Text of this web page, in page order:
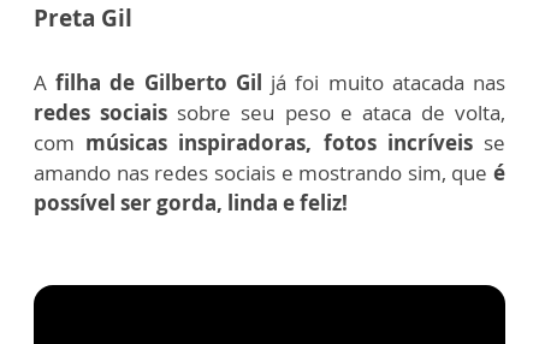
Preta Gil
A filha de Gilberto Gil já foi muito atacada nas
redes sociais sobre seu peso e ataca de volta,
com músicas inspiradoras, fotos incríveisse
amando nas redes sociais e mostrando sim, que é
possível ser gorda, linda e feliz!